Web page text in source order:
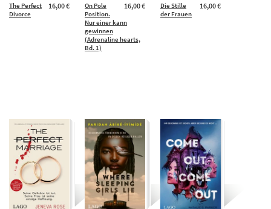
16,00 €
The Perfect
Divorce
16,00 €
On Pole
Position.
Nur einer kann
gewinnen
(Adrenaline hearts,
Bd. 1)
16,00 €
Die Stille
der Frauen